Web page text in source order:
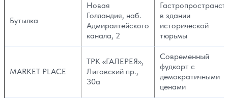
Бутылка
Новая
Голландия, наб.
Адмиралтейского
канала, 2
в здании
исторической
тюрьмы
MARKET PLACE
ТРК «‎ГАЛЕРЕЯ»,
Лиговский пр.,
30а
Современный
фудкорт с
демократичными
ценами